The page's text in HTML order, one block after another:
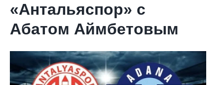
«Антальяспор» с
Абатом Аймбетовым